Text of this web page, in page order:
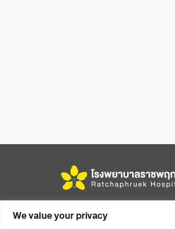
We value your privacyจังหวัดขอนแก่น รหัสไปรษณีย์ 40000